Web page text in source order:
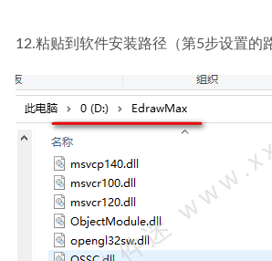
12.粘贴到软件安装路径（第5步设置的